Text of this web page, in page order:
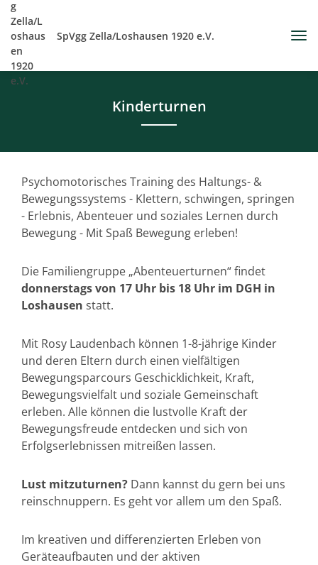
SpVgg Zella/Loshausen 1920 e.V.
Kinderturnen
Psychomotorisches Training des Haltungs- &
Bewegungssystems - Klettern, schwingen, springen
- Erlebnis, Abenteuer und soziales Lernen durch
Bewegung - Mit Spaß Bewegung erleben!
Die Familiengruppe „Abenteuerturnen“ findet
donnerstags von 17 Uhr bis 18 Uhr im DGH in
Loshausen statt.
Mit Rosy Laudenbach können 1-8-jährige Kinder
und deren Eltern durch einen vielfältigen
Bewegungsparcours Geschicklichkeit, Kraft,
Bewegungsvielfalt und soziale Gemeinschaft
erleben. Alle können die lustvolle Kraft der
Bewegungsfreude entdecken und sich von
Erfolgserlebnissen mitreißen lassen.
Lust mitzuturnen? Dann kannst du gern bei uns
reinschnuppern. Es geht vor allem um den Spaß.
Im kreativen und differenzierten Erleben von
Geräteaufbauten und der aktiven